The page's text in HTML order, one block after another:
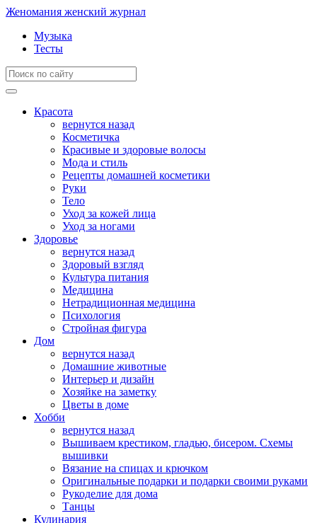
Женомания женский журнал
Музыка
Тесты
Красота
вернутся назад
Косметичка
Красивые и здоровые волосы
Мода и стиль
Рецепты домашней косметики
Руки
Тело
Уход за кожей лица
Уход за ногами
Здоровье
вернутся назад
Здоровый взгляд
Культура питания
Медицина
Нетрадиционная медицина
Психология
Стройная фигура
Дом
вернутся назад
Домашние животные
Интерьер и дизайн
Хозяйке на заметку
Цветы в доме
Хобби
вернутся назад
Вышиваем крестиком, гладью, бисером. Схемы
вышивки
Вязание на спицах и крючком
Оригинальные подарки и подарки своими руками
Рукоделие для дома
Танцы
Кулинария